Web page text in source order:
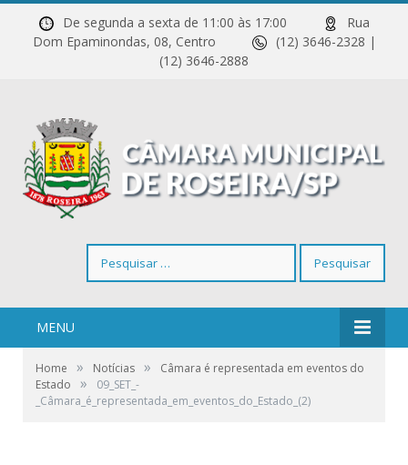
De segunda a sexta de 11:00 às 17:00
Rua
Dom Epaminondas, 08, Centro
(12) 3646-2328 |
(12) 3646-2888
por:
MENU
Home » Notícias »
Câmara é representada em eventos do
Estado
»
09_SET_-
_Câmara_é_representada_em_eventos_do_Estado_(2)